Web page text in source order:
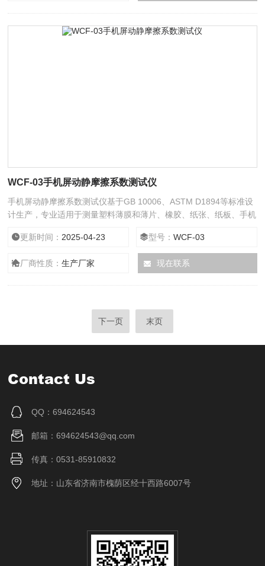
WCF-03手机屏动静摩擦系数测试仪
手机屏动静摩擦系数测试仪基于GB 10006、ASTM D1894等标准设
计生产，专业适用于测量塑料薄膜和薄片、橡胶、纸张、纸板、手机
动时的静摩擦系数和动摩擦系数。通过测量材料的滑爽性，可以控制
调节材料生产质量工艺指标，满足产品使用要求。
更新时间： 2025-04-23 型号：WCF-03
厂商性质：生产厂家 现在联系
下一页 末页
Contact Us
QQ：694624543
邮箱：694624543@qq.com
传真：0531-85910832
地址：山东省济南市槐荫区经十西路6007号